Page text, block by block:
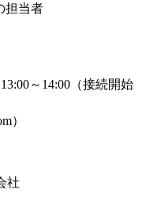
担当者
～14:00（接続開始
）
社